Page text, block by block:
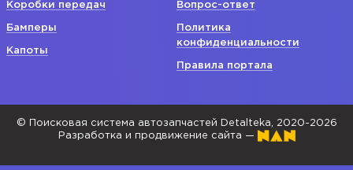
Коробки передач
Бамперы
Капоты
Вопрос-ответ
Политика
конфиденциальности
Правила портала
© Поисковая система автозапчастей Detalteka, 2020-2026
Разработка и продвижение сайта —